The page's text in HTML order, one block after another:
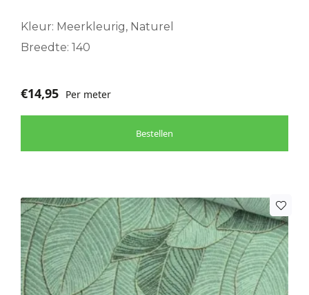
Kleur: Meerkleurig, Naturel
Breedte: 140
€14,95 Per meter
Bestellen